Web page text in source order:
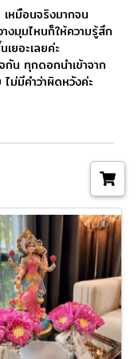
หมือนจริงมากจน
งมุมไหนก็ให้ความรู้สึก
ยอะเลยค่ะ
น ทุกดอกนำเข้าจาก
ม่มีคำว่าผิดหวังค่ะ